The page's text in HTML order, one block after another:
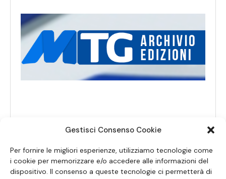
Gestisci Consenso Cookie
Per fornire le migliori esperienze, utilizziamo tecnologie come
i cookie per memorizzare e/o accedere alle informazioni del
dispositivo. Il consenso a queste tecnologie ci permetterà di